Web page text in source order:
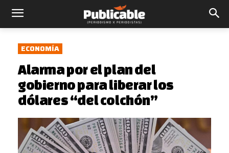
ECONOMÍA
Alarma por el plan del
gobierno para liberar los
dólares “del colchón”